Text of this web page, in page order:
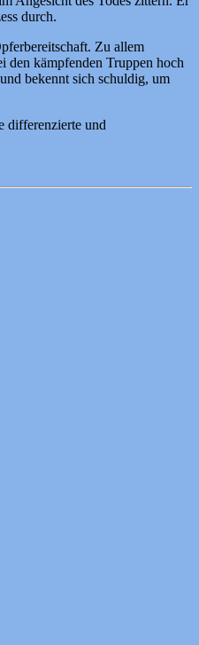
durch.
Zu allem
den kämpfenden Truppen hoch
bekennt sich schuldig, um
differenzierte und